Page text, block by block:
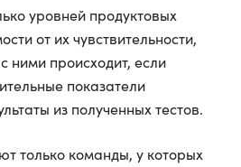
уровней продуктовых
от их чувствительности,
ними происходит, если
показатели
из полученных тестов.
только команды, у которых